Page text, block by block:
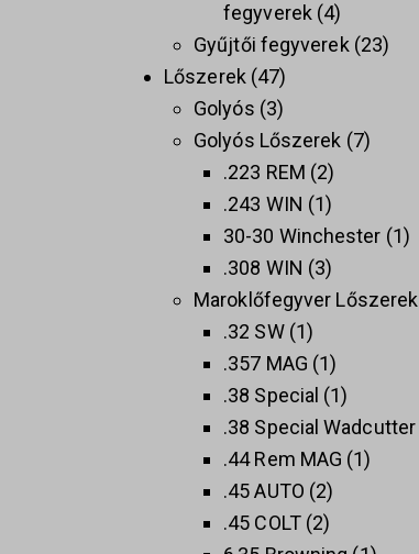
fegyverek 4
Gyűjtői fegyverek 23
Lőszerek 47
Golyós 3
Golyós Lőszerek 7
.223 REM 2
.243 WIN
1
30-30 Winchester 1
.308 WIN
3
Maroklőfegyver Lőszerek
.32 SW 1
.357 MAG 1
.38 Special
1
.38 Special Wadcutter
.44 Rem MAG 1
.45 AUTO 2
.45 COLT 2